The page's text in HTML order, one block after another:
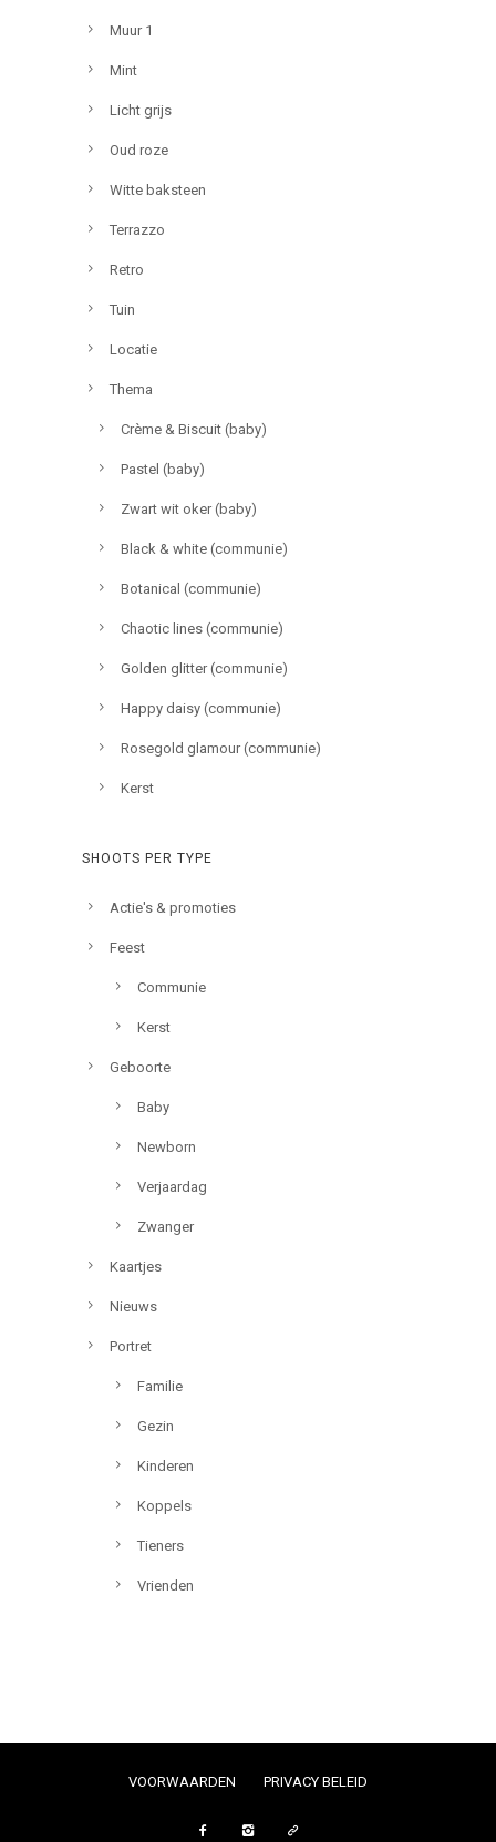
Muur 1
Mint
Licht grijs
Oud roze
Witte baksteen
Terrazzo
Retro
Tuin
Locatie
Thema
Crème & Biscuit (baby)
Pastel (baby)
Zwart wit oker (baby)
Black & white (communie)
Botanical (communie)
Chaotic lines (communie)
Golden glitter (communie)
Happy daisy (communie)
Rosegold glamour (communie)
Kerst
SHOOTS PER TYPE
Actie's & promoties
Feest
Communie
Kerst
Geboorte
Baby
Newborn
Verjaardag
Zwanger
Kaartjes
Nieuws
Portret
Familie
Gezin
Kinderen
Koppels
Tieners
Vrienden
VOORWAARDEN PRIVACY BELEID